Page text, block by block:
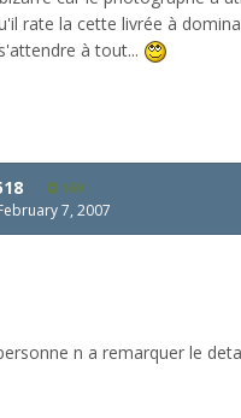
rate la cette livrée à
à tout...
169
7, 2007
n a remarquer le